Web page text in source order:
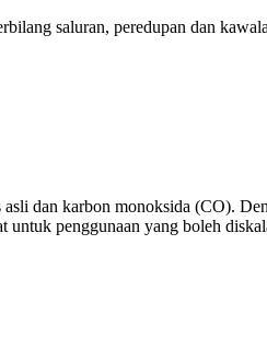
saluran, peredupan dan
dan karbon monoksida (CO).
untuk penggunaan yang boleh